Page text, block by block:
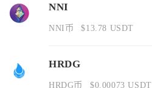
NNI
NNI币 $13.78 USDT
HRDG
HRDG币 $0.00073 USDT